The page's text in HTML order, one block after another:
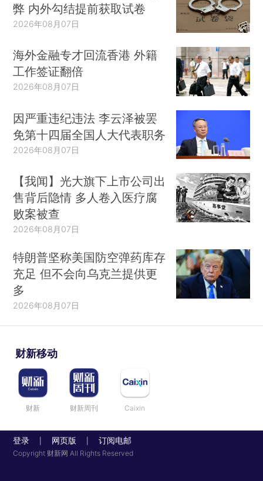
弊 内外勾结提前获取试卷
2026年08月07日
海外金融专才回流香港 外籍
工作签证翻倍
2026年08月07日
因严重违纪违法 李云泽被罢
免第十四届全国人大代表职务
2026年08月07日
【我闻】光大旗下上市公司出
售背后隐情 多人卷入医疗腐
败案被查
2026年08月07日
特朗普坚称美国防空弹药库存
充足 但不会向乌克兰提供更
多
2026年08月07日
财新移动
财新 财新周刊 Caixin
登录 网页版 订阅电邮
Copyright 财新网 All Rights Reserved